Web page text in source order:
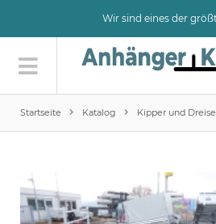
Wir sind eines der
Startseite Katalog Kipper und